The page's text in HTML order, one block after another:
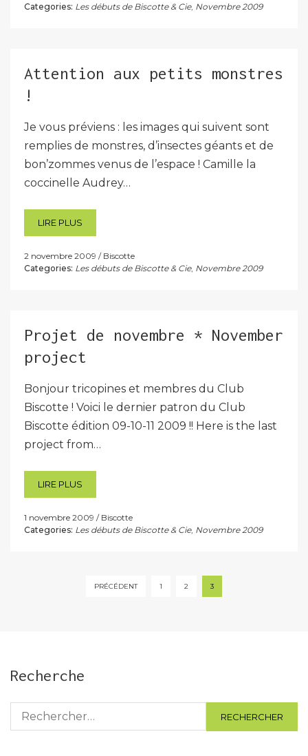
Categories: Les débuts de Biscotte & Cie, Novembre 2009
Attention aux petits monstres
!
Je vous préviens : les images qui suivent sont
remplies de monstres, d’insectes géants et de
bon’zommes venus de l’espace ! Camille la
coccinelle Audrey…
LIRE PLUS
2 novembre 2009
Biscotte
Categories: Les débuts de Biscotte & Cie, Novembre 2009
Projet de novembre * November
project
Bonjour tricopines et membres du Club
Biscotte ! Voici le dernier patron du Club
Biscotte édition 09-10-11 2009 !! Here is the last
project from…
LIRE PLUS
1 novembre 2009
Biscotte
Categories: Les débuts de Biscotte & Cie, Novembre 2009
PRÉCÉDENT 1 2 3
Recherche
Rechercher :